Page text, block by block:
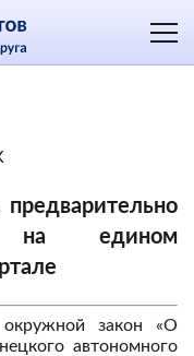
на едином
закон «О
автономного